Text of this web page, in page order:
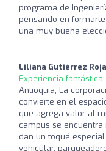
programa de
pensando en
una muy buena
Liliana Gutiérrez
Experiencia fantástica:
Antioquia, La
convierte en el
que agrega valor al
campus se
dan un toqué
vehicular,